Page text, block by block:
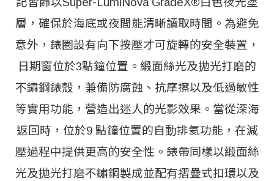
層，確保於海底或夜間能清晰讀取時間。為避免
意外，錶圈設有向下按壓才可旋轉的安全裝置，
日期窗位於3點鐘位置。緞面絲光及拋光打磨的
不鏽鋼錶殼，兼備防腐蝕、抗摩擦以及低過敏性
等實用功能，營造出迷人的光影效果。當從深海
返回時，位於9 點鐘位置的自動排氦功能，在減
壓過程中提供更高的安全性。錶帶同樣以緞面絲
光及拋光打磨不鏽鋼製成並配有摺疊式扣環以及